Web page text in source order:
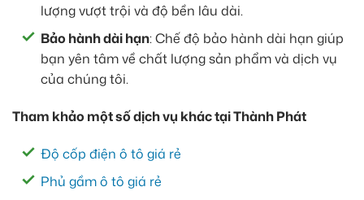
lượng vượt trội và độ bền lâu dài.
Bảo hành dài hạn: Chế độ bảo hành dài hạn giúp
bạn yên tâm về chất lượng sản phẩm và dịch vụ
của chúng tôi.
Tham khảo một số dịch vụ khác tại Thành Phát
Độ cốp điện ô tô giá rẻ
Phủ gầm ô tô giá rẻ